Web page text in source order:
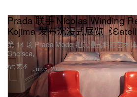
Art 艺术
Prada 联手 Nicolas Winding
Kojima 发布沉浸式展览《
第 14 场 Prada Mode 把沉浸式科幻艺术
Chelsea。
Jun 5, 2026